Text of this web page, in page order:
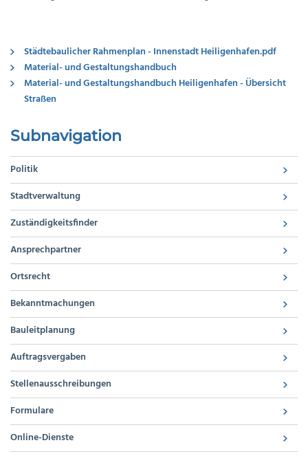
Städtebaulicher Rahmenplan - Innenstadt Heiligenhafen.pdf
Material- und Gestaltungshandbuch
Material- und Gestaltungshandbuch Heiligenhafen - Übersicht
Straßen
Subnavigation
Politik
Stadtverwaltung
Zuständigkeitsfinder
Ansprechpartner
Ortsrecht
Bekanntmachungen
Bauleitplanung
Auftragsvergaben
Stellenausschreibungen
Formulare
Online-Dienste